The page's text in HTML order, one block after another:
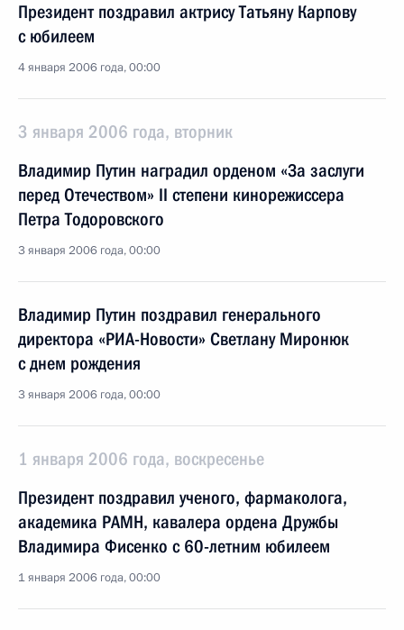
Президент поздравил актрису Татьяну Карпову
с юбилеем
4 января 2006 года, 00:00
3 января 2006 года, вторник
Владимир Путин наградил орденом «За заслуги
перед Отечеством» II степени кинорежиссера
Петра Тодоровского
3 января 2006 года, 00:00
Владимир Путин поздравил генерального
директора «РИА-Новости» Светлану Миронюк
с днем рождения
3 января 2006 года, 00:00
1 января 2006 года, воскресенье
Президент поздравил ученого, фармаколога,
академика РАМН, кавалера ордена Дружбы
Владимира Фисенко с 60-летним юбилеем
1 января 2006 года, 00:00